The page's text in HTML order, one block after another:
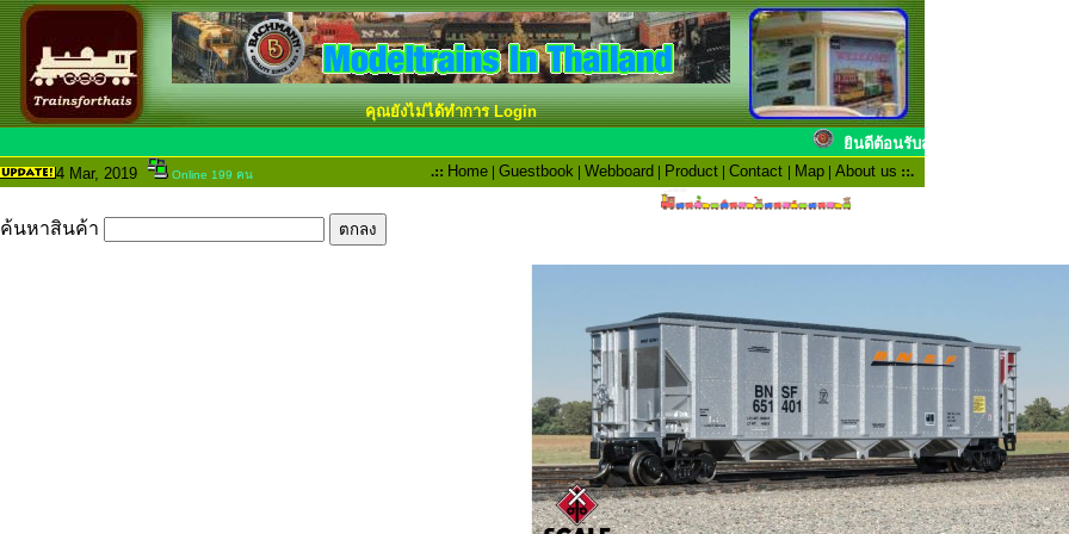
คุณยังไม่ได้ทำการ Login
ยินดีต้อนรับสมาชิก
4 Mar, 2019 Online 199 คน .:: Home | Guestbook | Webboard | Product | Contact | Map | About us ::.
ค้นหาสินค้า